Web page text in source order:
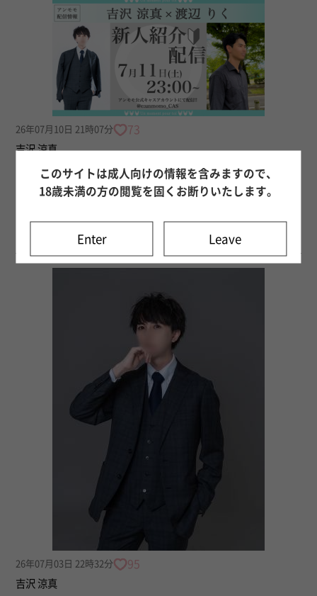
26年07月10日 21時07分 73
吉沢 涼真
【ツイキャス配信のお知らせ】
こんばんは♪ 吉沢涼真です♫ 1週間お疲れ様でした。 華金ですね。い
26年07月03日 22時32分 95
吉沢 涼真
このサイトは成人向けの情報を含みますので、
18歳未満の方の閲覧を固くお断りいたします。
Enter Leave